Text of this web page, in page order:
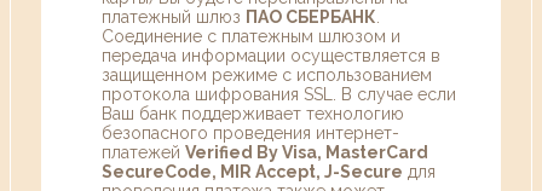
платежный шлюз ПАО СБЕРБАНК
Соединение с платежным шлюзом и
передача информации осуществляется в
защищенном режиме с использованием
протокола шифрования SSL. В случае если
Ваш банк поддерживает технологию
безопасного проведения интернет-
платежей Verified By Visa, MasterCard
SecureCode, MIR Accept, J-Secure для